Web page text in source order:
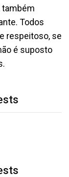
também
Todos
respeitoso, se
é suposto